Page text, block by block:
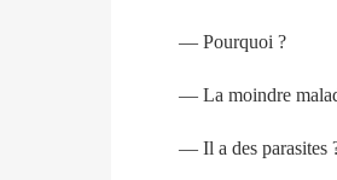
— Pourquoi ?
— La moindre
— Il a des parasites